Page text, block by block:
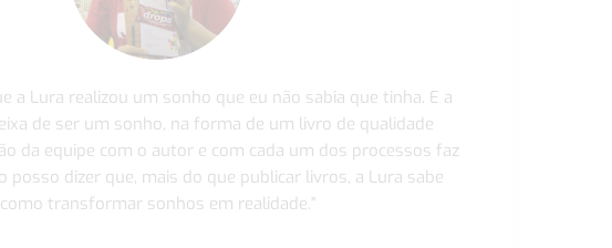
a Lura realizou um sonho que eu não sabia que tinha. E a
de ser um sonho, na forma de um livro de qualidade
da equipe com o autor e com cada um dos processos faz
posso dizer que, mais do que publicar livros, a Lura sabe
como transformar sonhos em realidade."